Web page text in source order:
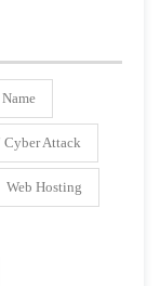
Cyber Attack
Web Hosting